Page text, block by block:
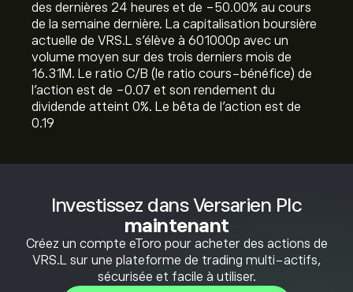
Investissez dans Versarien Plc
maintenant
Créez un compte eToro pour acheter des actions de
VRS.L sur une plateforme de trading multi-actifs,
sécurisée et facile à utiliser.
des dernières 24 heures et de ‎-50.00‎% au cours
de la semaine dernière. La capitalisation boursière
actuelle de VRS.L s'élève à 601000‎p‎ avec un
volume moyen sur des trois derniers mois de
16.31M. Le ratio C/B (le ratio cours-bénéfice) de
l'action est de -0.07 et son rendement du
dividende atteint 0%. Le bêta de l'action est de
0.19